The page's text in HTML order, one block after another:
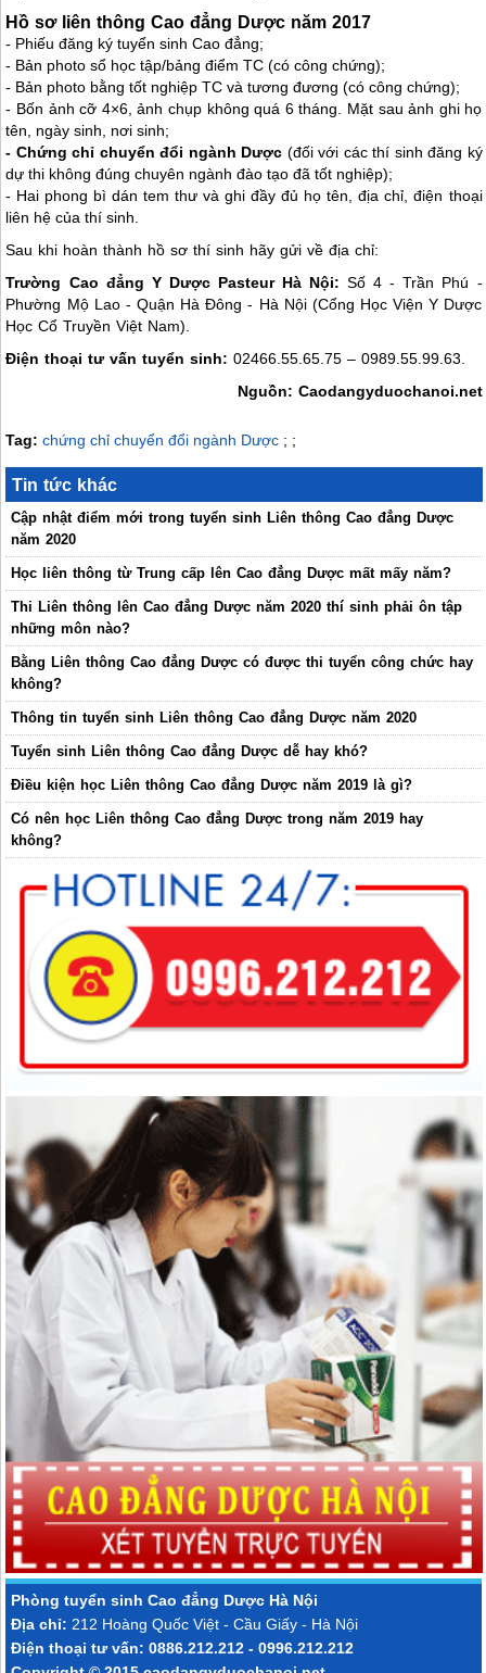
Hồ sơ liên thông Cao đẳng Dược năm 2017
- Phiếu đăng ký tuyển sinh Cao đẳng;
- Bản photo sổ học tập/bảng điểm TC (có công chứng);
- Bản photo bằng tốt nghiệp TC và tương đương (có công chứng);
- Bốn ảnh cỡ 4×6, ảnh chụp không quá 6 tháng. Mặt sau ảnh ghi họ
tên, ngày sinh, nơi sinh;
- Chứng chỉ chuyển đổi ngành Dược (đối với các thí sinh đăng ký
dự thi không đúng chuyên ngành đào tạo đã tốt nghiệp);
- Hai phong bì dán tem thư và ghi đầy đủ họ tên, địa chỉ, điện thoại
liên hệ của thí sinh.
Sau khi hoàn thành hồ sơ thí sinh hãy gửi về địa chỉ:
Trường Cao đẳng Y Dược Pasteur Hà Nội: Số 4 - Trần Phú -
Phường Mộ Lao - Quận Hà Đông - Hà Nội (Cổng Học Viện Y Dược
Học Cổ Truyền Việt Nam).
Điện thoại tư vấn tuyển sinh: 02466.55.65.75 – 0989.55.99.63.
Nguồn: Caodangyduochanoi.net
Tag: chứng chỉ chuyển đổi ngành Dược ; ;
Tin tức khác
Cập nhật điểm mới trong tuyển sinh Liên thông Cao đẳng Dược
năm 2020
Học liên thông từ Trung cấp lên Cao đẳng Dược mất mấy năm?
Thi Liên thông lên Cao đẳng Dược năm 2020 thí sinh phải ôn tập
những môn nào?
Bằng Liên thông Cao đẳng Dược có được thi tuyển công chức hay
không?
Thông tin tuyển sinh Liên thông Cao đẳng Dược năm 2020
Tuyển sinh Liên thông Cao đẳng Dược dễ hay khó?
Điều kiện học Liên thông Cao đẳng Dược năm 2019 là gì?
Có nên học Liên thông Cao đẳng Dược trong năm 2019 hay
không?
Phòng tuyển sinh Cao đẳng Dược Hà Nội
Địa chỉ: 212 Hoàng Quốc Việt - Cầu Giấy - Hà Nội
Điện thoại tư vấn: 0886.212.212 - 0996.212.212